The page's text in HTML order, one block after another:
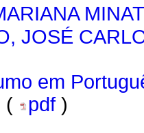
JOSÉ
em
(
pdf )